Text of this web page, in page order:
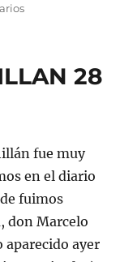
en
28
fue muy
en el diario
fuimos
don Marcelo
ayer